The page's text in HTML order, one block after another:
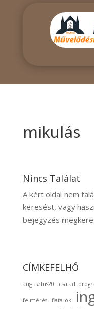
mikulás
Nincs Találat
A kért oldal nem
keresést, vagy
bejegyzés
CÍMKEFELHŐ
augusztus20 családi
felmérés fiatalok